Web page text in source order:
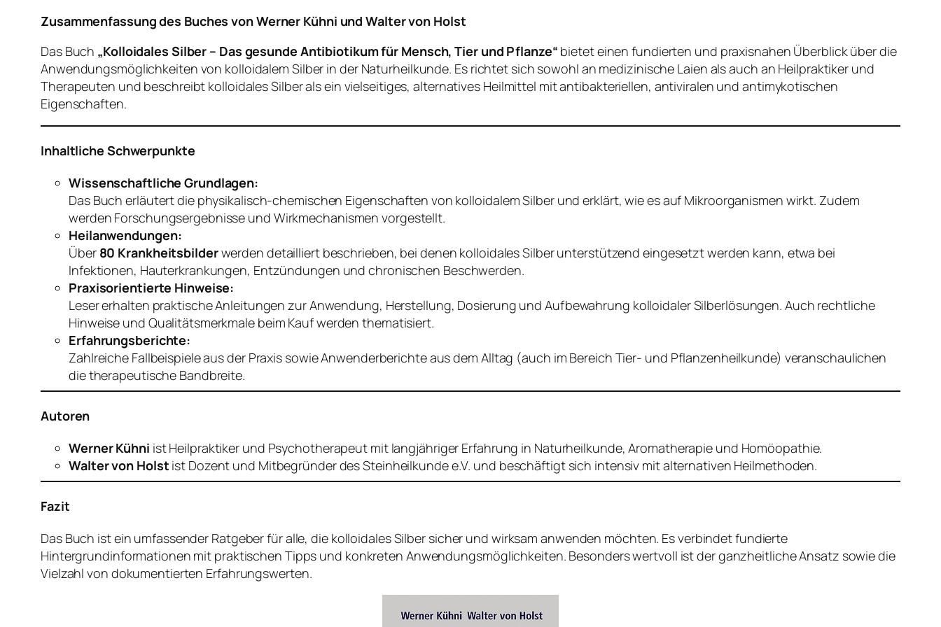
Zusammenfassung des Buches von Werner Kühni und Walter von Holst
Das Buch „Kolloidales Silber – Das gesunde Antibiotikum für Mensch, Tier und Pflanze“ bietet einen fundierten und praxisnahen Überblick über die
Anwendungsmöglichkeiten von kolloidalem Silber in der Naturheilkunde. Es richtet sich sowohl an medizinische Laien als auch an Heilpraktiker und
Therapeuten und beschreibt kolloidales Silber als ein vielseitiges, alternatives Heilmittel mit antibakteriellen, antiviralen und antimykotischen
Eigenschaften.
Inhaltliche Schwerpunkte
Wissenschaftliche Grundlagen:
Das Buch erläutert die physikalisch-chemischen Eigenschaften von kolloidalem Silber und erklärt, wie es auf Mikroorganismen wirkt. Zudem
werden Forschungsergebnisse und Wirkmechanismen vorgestellt.
Heilanwendungen:
Über 80 Krankheitsbilderwerden detailliert beschrieben, bei denen kolloidales Silber unterstützend eingesetzt werden kann, etwa bei
Infektionen, Hauterkrankungen, Entzündungen und chronischen Beschwerden.
Praxisorientierte Hinweise:
Leser erhalten praktische Anleitungen zur Anwendung, Herstellung, Dosierung und Aufbewahrung kolloidaler Silberlösungen. Auch rechtliche
Hinweise und Qualitätsmerkmale beim Kauf werden thematisiert.
Erfahrungsberichte:
Zahlreiche Fallbeispiele aus der Praxis sowie Anwenderberichte aus dem Alltag (auch im Bereich Tier- und Pflanzenheilkunde) veranschaulichen
die therapeutische Bandbreite.
Autoren
Werner Kühni ist Heilpraktiker und Psychotherapeut mit langjähriger Erfahrung in Naturheilkunde, Aromatherapie und Homöopathie.
Walter von Holst ist Dozent und Mitbegründer des Steinheilkunde e.V. und beschäftigt sich intensiv mit alternativen Heilmethoden.
Fazit
Das Buch ist ein umfassender Ratgeber für alle, die kolloidales Silber sicher und wirksam anwenden möchten. Es verbindet fundierte
Hintergrundinformationen mit praktischen Tipps und konkreten Anwendungsmöglichkeiten. Besonders wertvoll ist der ganzheitliche Ansatz sowie die
Vielzahl von dokumentierten Erfahrungswerten.